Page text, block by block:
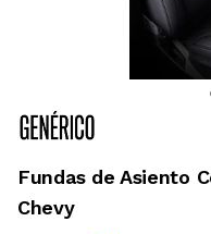
Fundas de Asiento
Chevy